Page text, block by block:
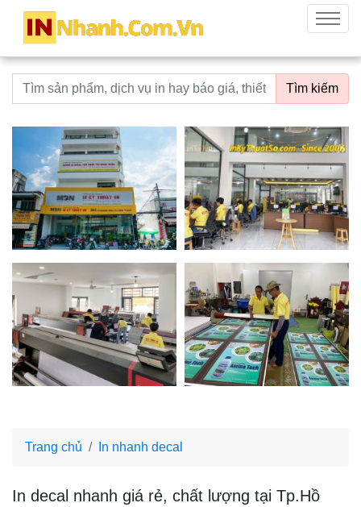
innhanh.com.vn
Menu
Từ khoá tìm kiếm Tìm kiếm
Trang chủ In nhanh decal
In decal nhanh giá rẻ, chất lượng tại Tp.Hồ